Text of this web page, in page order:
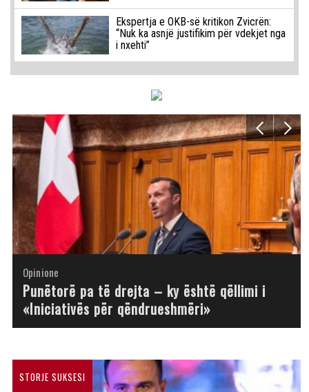
Ekspertja e OKB-së kritikon Zvicrën:
“Nuk ka asnjë justifikim për vdekjet nga
i nxehti”
Opinione
Opinione
Punëtorë pa të drejta – ky është qëllimi i
«Iniciativës për qëndrueshmëri»
Opinione
Opinione
Opinione
Opinione
Opinione
Opinione
STORJE SUKSESI